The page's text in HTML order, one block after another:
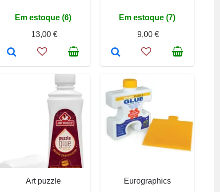
Em estoque (6)
13,00 €
Em estoque (7)
9,00 €
Art puzzle Eurographics